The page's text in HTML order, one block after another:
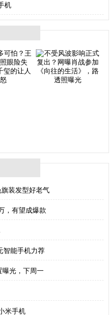
机
装发型好老气
，有望成爆款
智能手机力荐
曝光，下周一
米手机